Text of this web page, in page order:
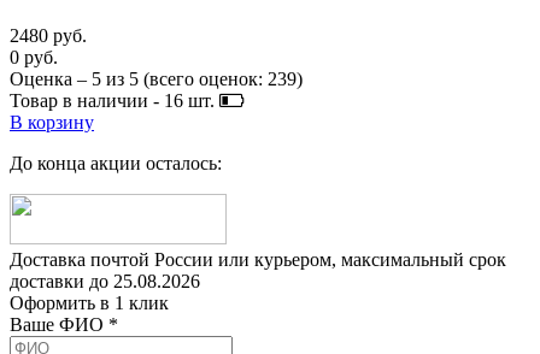
2480 руб.
0 руб.
Оценка – 5 из 5 (всего оценок: 239)
Товар в наличии - 16 шт.
В корзину
До конца акции осталось:
Доставка почтой России или курьером, максимальный срок
доставки до 25.08.2026
Оформить в 1 клик
Ваше ФИО *